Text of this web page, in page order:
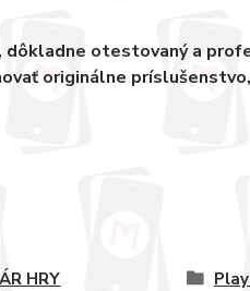
otestovaný a
originálne
HRY